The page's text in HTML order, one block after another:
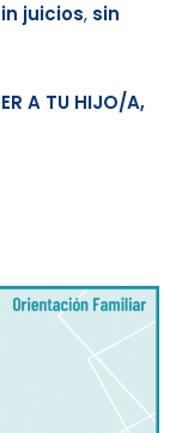
juicios, sin
A TU HIJO/A,